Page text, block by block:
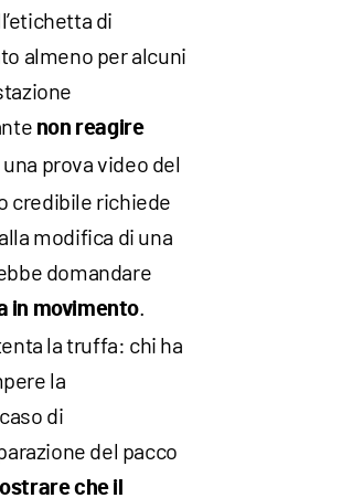
di
almeno per alcuni
non reagire
prova video del
credibile richiede
modifica di una
domandare
in movimento.
la truffa: chi ha
la
di
del pacco
che il